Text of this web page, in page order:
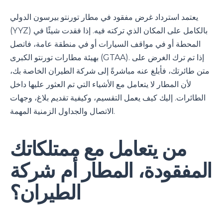
يعتمد استرداد غرض مفقود في مطار تورنتو بيرسون الدولي
(YYZ) بالكامل على المكان الذي تركته فيه. إذا فقدت شيئًا في
المحطة أو في مواقف السيارات أو في منطقة عامة، فاتصل
بهيئة مطارات تورنتو الكبرى (GTAA). إذا تم ترك الغرض على
متن طائرتك، فأبلغ عنه مباشرةً إلى شركة الطيران الخاصة بك،
لأن المطار لا يتعامل مع الأشياء التي تم العثور عليها داخل
الطائرات. إليك كيف يعمل التقسيم، وكيفية تقديم بلاغ، وجهات
الاتصال والجداول الزمنية المهمة.
من يتعامل مع ممتلكاتك
المفقودة، المطار أم شركة
الطيران؟